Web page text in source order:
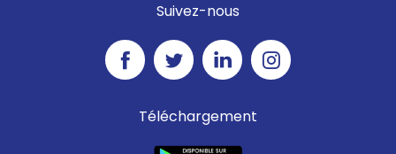
Suivez-nous
Téléchargement